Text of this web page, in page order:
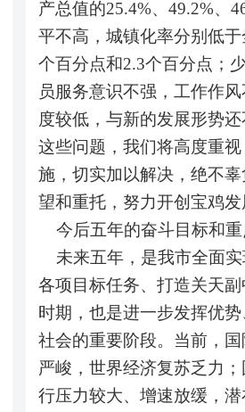
产总值的25.4%、49.2%、
平不高，城镇化率分别低
个百分点和2.3个百分点；
员服务意识不强，工作作
度较低，与新的发展形势
这些问题，我们将高度重
施，切实加以解决，绝不
望和重托，努力开创宝鸡发
今后五年的奋斗目标和重
未来五年，是我市全面实
各项目标任务、打造关天
时期，也是进一步发挥优
社会的重要阶段。当前，
严峻，世界经济复苏乏力
行压力较大、增速放缓，